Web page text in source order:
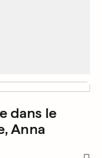
dans le
Anna